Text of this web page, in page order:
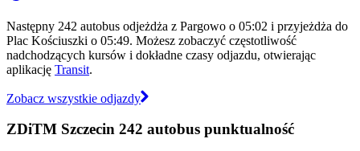
Następny 242 autobus odjeżdża z Pargowo o 05:02 i przyjeżdża do
Plac Kościuszki o 05:49. Możesz zobaczyć częstotliwość
nadchodzących kursów i dokładne czasy odjazdu, otwierając
aplikację Transit.
Zobacz wszystkie odjazdy
ZDiTM Szczecin 242 autobus punktualność